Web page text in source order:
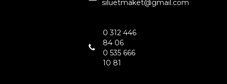
siluetmaket@gmail.com
0 312 446
84 06
0 535 666
10 81